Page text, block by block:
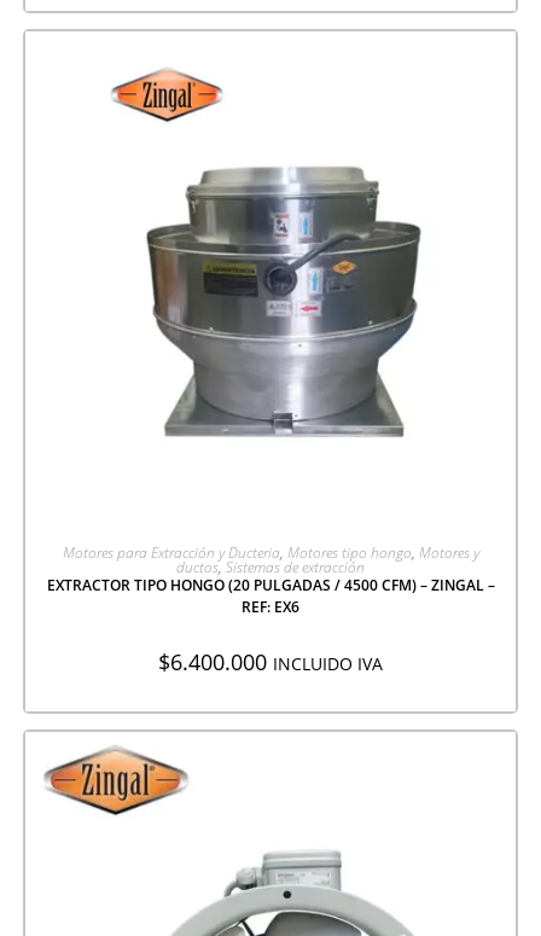
AGREGAR A COTIZACIÓN
Motores para Extracción y Ducteria, Motores tipo hongo, Motores y
ductos, Sistemas de extracción
EXTRACTOR TIPO HONGO (20 PULGADAS / 4500 CFM) – ZINGAL –
REF: EX6
$6.400.000 INCLUIDO IVA